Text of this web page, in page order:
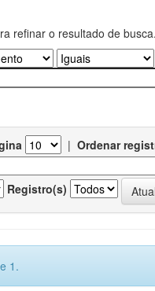
refinar o resultado de busca.
| Ordenar
Registro(s)
1.